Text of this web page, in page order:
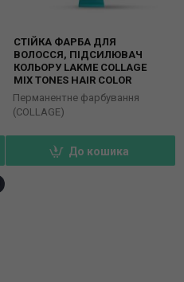
СТІЙКА ФАРБА ДЛЯ
ВОЛОССЯ, ПІДСИЛЮВАЧ
КОЛЬОРУ LAKME COLLAGE
MIX TONES HAIR COLOR
Перманентне фарбування
(COLLAGE)
До кошика